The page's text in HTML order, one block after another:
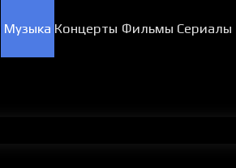
Музыка Концерты Фильмы Сериалы